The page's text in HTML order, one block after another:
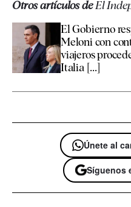
Otros artículos deEl
El Gobierno
Meloni con
viajeros
Italia [...]
Únete al
Síguenos